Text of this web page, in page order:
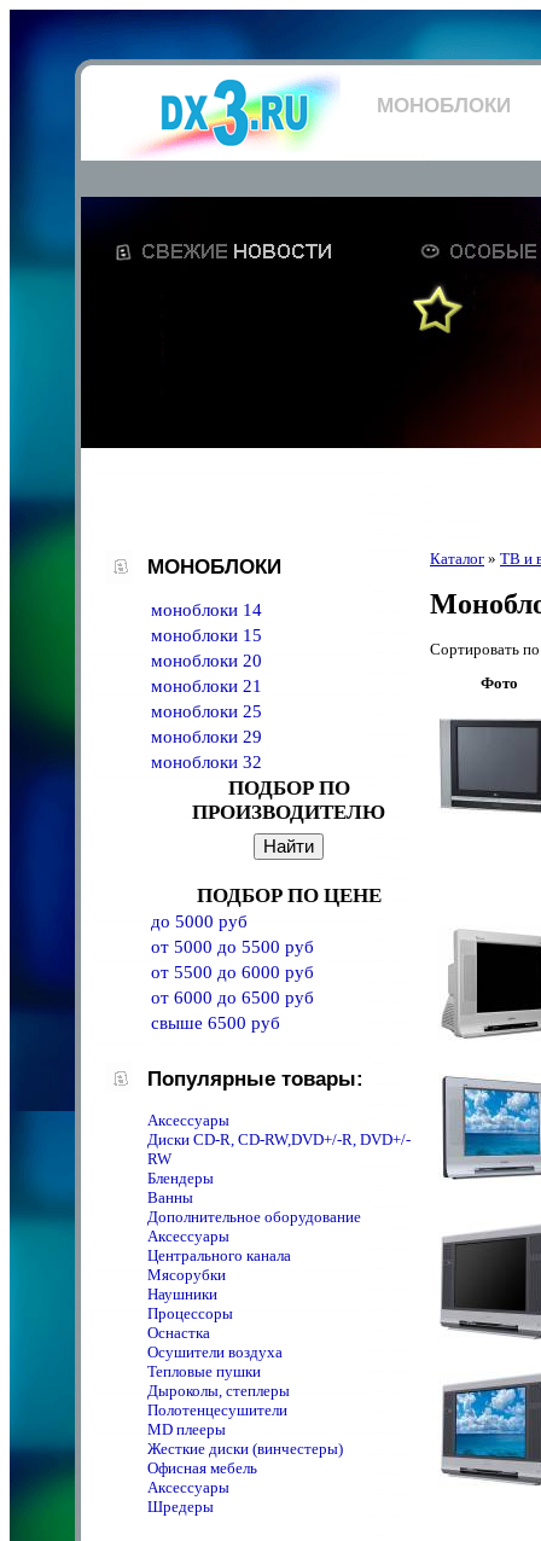
МОНОБЛОКИ
МОНОБЛОКИ
моноблоки 14
моноблоки 15
моноблоки 20
моноблоки 21
моноблоки 25
моноблоки 29
моноблоки 32
ПОДБОР ПО
ПРОИЗВОДИТЕЛЮ
ПОДБОР ПО ЦЕНЕ
до 5000 руб
от 5000 до 5500 руб
от 5500 до 6000 руб
от 6000 до 6500 руб
свыше 6500 руб
Популярные товары:
Аксессуары
Диски CD-R, CD-RW,DVD+/-R, DVD+/-
RW
Блендеры
Ванны
Дополнительное оборудование
Аксессуары
Центрального канала
Мясорубки
Наушники
Процессоры
Оснастка
Осушители воздуха
Тепловые пушки
Дыроколы, степлеры
Полотенцeсушители
MD плееры
Жесткие диски (винчестеры)
Офисная мебель
Аксессуары
Шредеры
Каталог » ТВ и
Сортировать
Фото